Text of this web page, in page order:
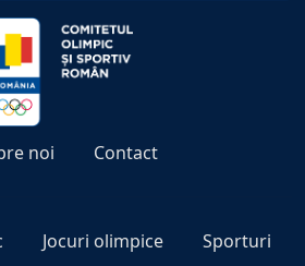
noi Contact
Jocuri olimpice Sporturi